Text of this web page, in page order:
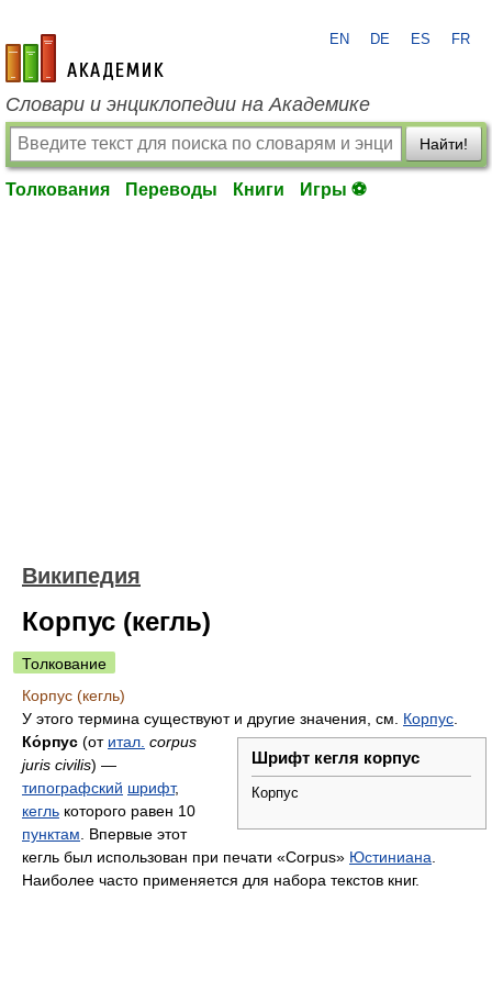
academic.ru
EN DE ES FR
Словари и энциклопедии на Академике
Найти!
Толкования Переводы Книги Игры ⚽
Википедия
Корпус (кегль)
Толкование
Корпус (кегль)
У этого термина существуют и другие значения, см. Корпус
Шрифт кегля корпус
Корпус
Ко́рпус (от итал. corpus
juris civilis) —
типографский шрифт,
кегль которого равен 10
пунктам . Впервые этот
кегль был использован при печати «Corpus» Юстиниана
Наиболее часто применяется для набора текстов книг.